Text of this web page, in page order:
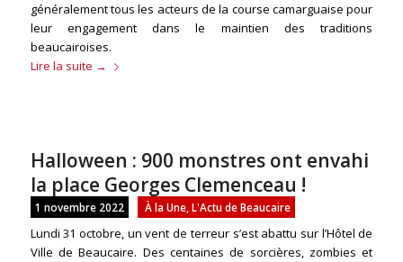
généralement tous les acteurs de la course camarguaise pour
leur engagement dans le maintien des traditions
beaucairoises.
Lire la suite →
Halloween : 900 monstres ont envahi
la place Georges Clemenceau !
1 novembre 2022 À la Une, L'Actu de Beaucaire
Lundi 31 octobre, un vent de terreur s’est abattu sur l’Hôtel de
Ville de Beaucaire. Des centaines de sorcières, zombies et